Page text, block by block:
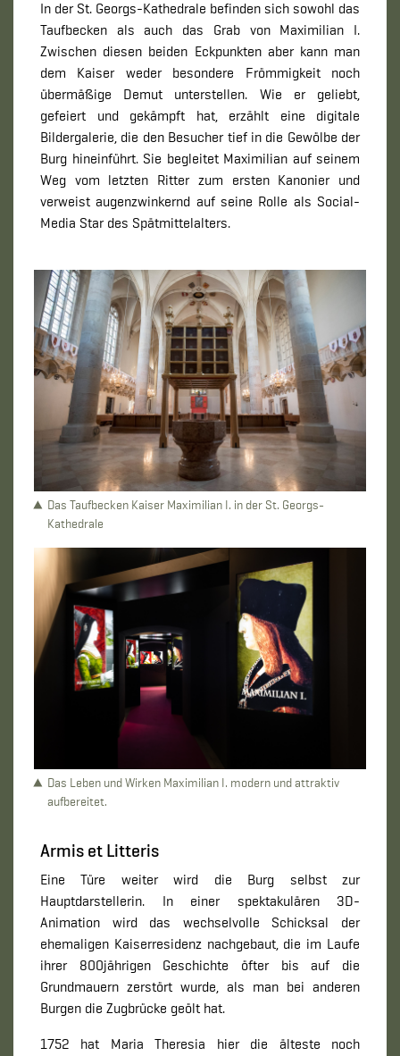
In der St. Georgs-Kathedrale befinden sich sowohl das
Taufbecken als auch das Grab von Maximilian I.
Zwischen diesen beiden Eckpunkten aber kann man
dem Kaiser weder besondere Frömmigkeit noch
übermäßige Demut unterstellen. Wie er geliebt,
gefeiert und gekämpft hat, erzählt eine digitale
Bildergalerie, die den Besucher tief in die Gewölbe der
Burg hineinführt. Sie begleitet Maximilian auf seinem
Weg vom letzten Ritter zum ersten Kanonier und
verweist augenzwinkernd auf seine Rolle als Social-
Media Star des Spätmittelalters.
Das Taufbecken Kaiser Maximilian I. in der St. Georgs-
Kathedrale
Das Leben und Wirken Maximilian I. modern und attraktiv
aufbereitet.
Armis et Litteris
Eine Türe weiter wird die Burg selbst zur
Hauptdarstellerin. In einer spektakulären 3D-
Animation wird das wechselvolle Schicksal der
ehemaligen Kaiserresidenz nachgebaut, die im Laufe
ihrer 800jährigen Geschichte öfter bis auf die
Grundmauern zerstört wurde, als man bei anderen
Burgen die Zugbrücke geölt hat.
1752 hat Maria Theresia hier die älteste noch